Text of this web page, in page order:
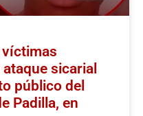
sicarial
público del
Padilla, en